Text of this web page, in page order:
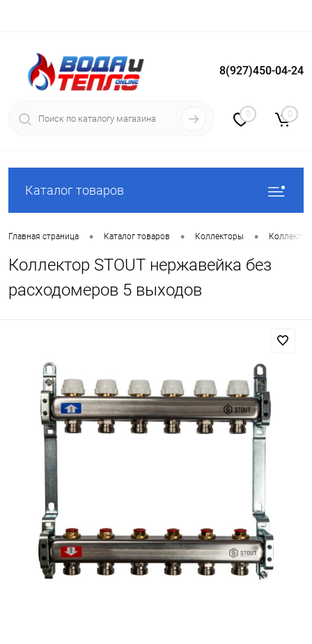
Вход Регистрация
8(927)450-04-24
0 0
Каталог товаров
Главная страница • Каталог товаров • Коллекторы •
Коллектор STOUT нержавейка без
расходомеров 5 выходов